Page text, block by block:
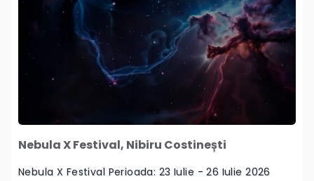
Nebula X Festival, Nibiru Costinești
Nebula X Festival Perioada: 23 Iulie - 26 Iulie 2026